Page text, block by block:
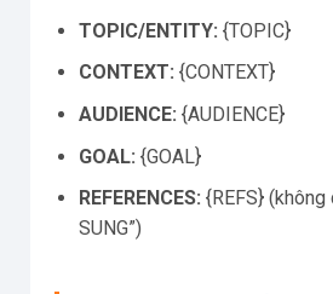
TOPIC/ENTITY: {TOPIC}
CONTEXT: {CONTEXT}
AUDIENCE: {AUDIENCE}
GOAL: {GOAL}
REFERENCES: {REFS} (không
SUNG”)